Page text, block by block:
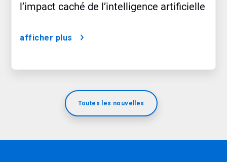
l’impact caché de l’intelligence artificielle
afficher plus
Toutes les nouvelles